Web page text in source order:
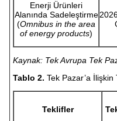
Enerji Ürünleri
Alanında Sadeleştirme
(Omnibus in the area
of energy products)
Kaynak: Tek Avrupa Tek
Tablo 2. Tek Pazar’a
Teklifler